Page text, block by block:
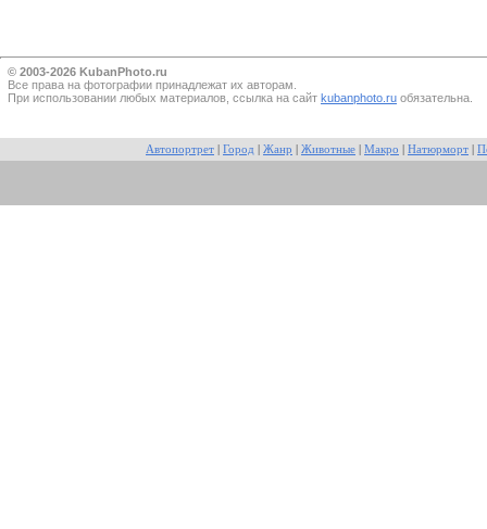
© 2003-2026 KubanPhoto.ru
Все прaва на фотографии принадлежат их авторам.
При использовании любых материалов, ссылка на сайт kubanphoto.ru обязательна.
Автопортрет Город Жанр Животные Макро Натюрморт